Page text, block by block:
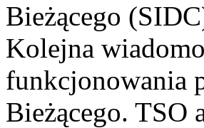
Bieżącego
Kolejna
funkcjonowania
Bieżącego. TSO